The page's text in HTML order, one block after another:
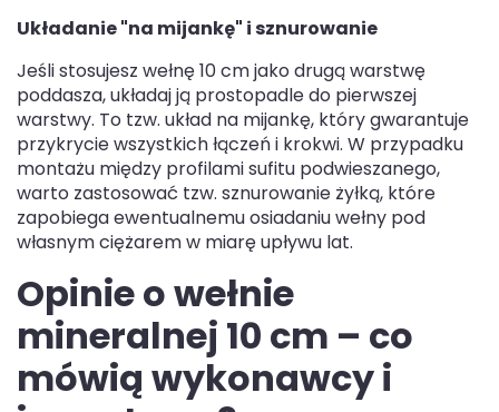
Układanie "na mijankę" i sznurowanie
Jeśli stosujesz wełnę 10 cm jako drugą warstwę
poddasza, układaj ją prostopadle do pierwszej
warstwy. To tzw. układ na mijankę, który gwarantuje
przykrycie wszystkich łączeń i krokwi. W przypadku
montażu między profilami sufitu podwieszanego,
warto zastosować tzw. sznurowanie żyłką, które
zapobiega ewentualnemu osiadaniu wełny pod
własnym ciężarem w miarę upływu lat.
Opinie o wełnie
mineralnej 10 cm – co
mówią wykonawcy i